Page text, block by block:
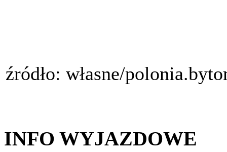
źródło: własne/
INFO WYJAZDOWE